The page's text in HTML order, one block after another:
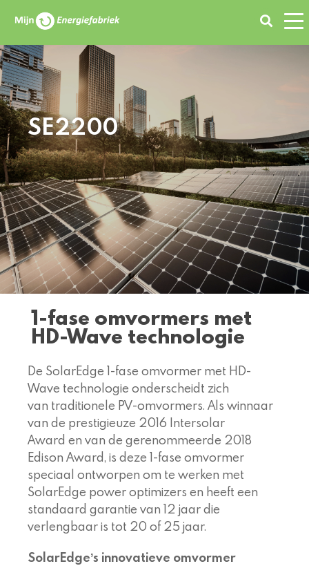
SE2200
1-fase omvormers met
HD-Wave technologie
De SolarEdge 1-fase omvormer met HD-
Wave technologie onderscheidt zich
van traditionele PV-omvormers. Als winnaar
van de prestigieuze 2016 Intersolar
Award en van de gerenommeerde 2018
Edison Award, is deze 1-fase omvormer
speciaal ontworpen om te werken met
SolarEdge power optimizers en heeft een
standaard garantie van 12 jaar die
verlengbaar is tot 20 of 25 jaar.
SolarEdgeʼs innovatieve omvormer